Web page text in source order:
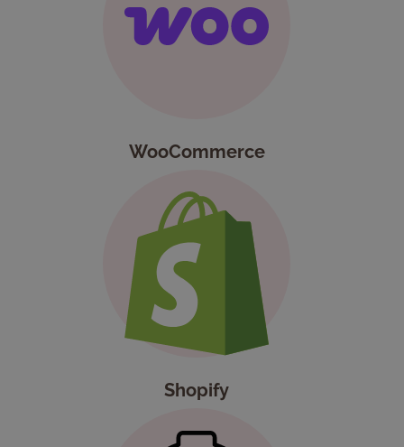
WooCommerce
Shopify